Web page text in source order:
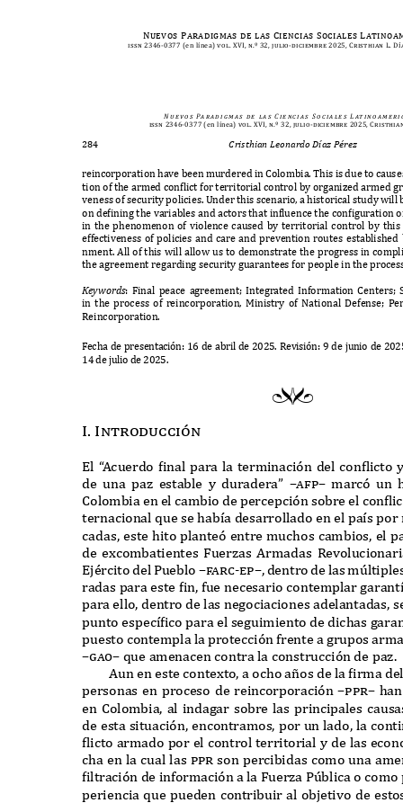
Nuevos Paradigmas de las Ciencias Sociales
issn 2346-0377 (en línea) vol. XVI, n.º 32, julio-diciembre 2025, Cristhian L. Dí
N u e v o s Pa r a d i g m a s d e l a s C i e n c i a s S o c i a l e s L at i n o a m e r i
issn 2346-0377(en línea) vol. XVI, n.º 32, julio-diciembre 2025,
284 Cristhian Leonardo Díaz Pérez
reincorporation have been murdered in Colombia. This is due to
tion of the armed conflict for territorial control by organized armed
veness of security policies. Under this scenario,a historical studywill
on defining the variables and actors that influence the configuration
in the phenomenon of violence caused by territorial control by this
effectiveness of policies and care and prevention routes
nment. All of this will allowus to demonstrate the progress in
the agreement regarding security guarantees for people in the
Keywords: Final peace agreement; IntegratedInformationCenters;
in the process of reincorporation, Ministry ofNationalDefense; P
Reincorporation.
Fecha de presentación: 16 de abril de 2025. Revisión: 9de junio de
14de julio de 2025.
ef
I. Introducción
El “Acuerdo final para la terminación del conflicto
de una paz estable y duradera” –afp–marcó un
Colombia en el cambio de percepción sobre el conf
ternacionalque se había desarrollado en el país por
cadas,este hito planteó entre muchos cambios, el
de excombatientes Fuerzas Armadas R
Ejército del Pueblo –farc-ep–,dentro de las mú
radas para este fin, fue necesario contemplar garant
para ello, dentro de las negociaciones adelantadas,
punto específico para el seguimiento de dichas
puesto contempla la protección frente a grupos
–gao– que amenacen contra la construcción de paz.
Aun en este contexto, a ocho años de lafirma
personas en proceso de reincorporación–ppr–
en Colombia, al indagar sobre las principales
de esta situación, encontramos, por un lado, la
flicto armado por el control territorial y de las
cha en la cual las pprson percibidas como una
filtración de información a la Fuerza Pública o como
perienciaque pueden contribuir al objetivo de